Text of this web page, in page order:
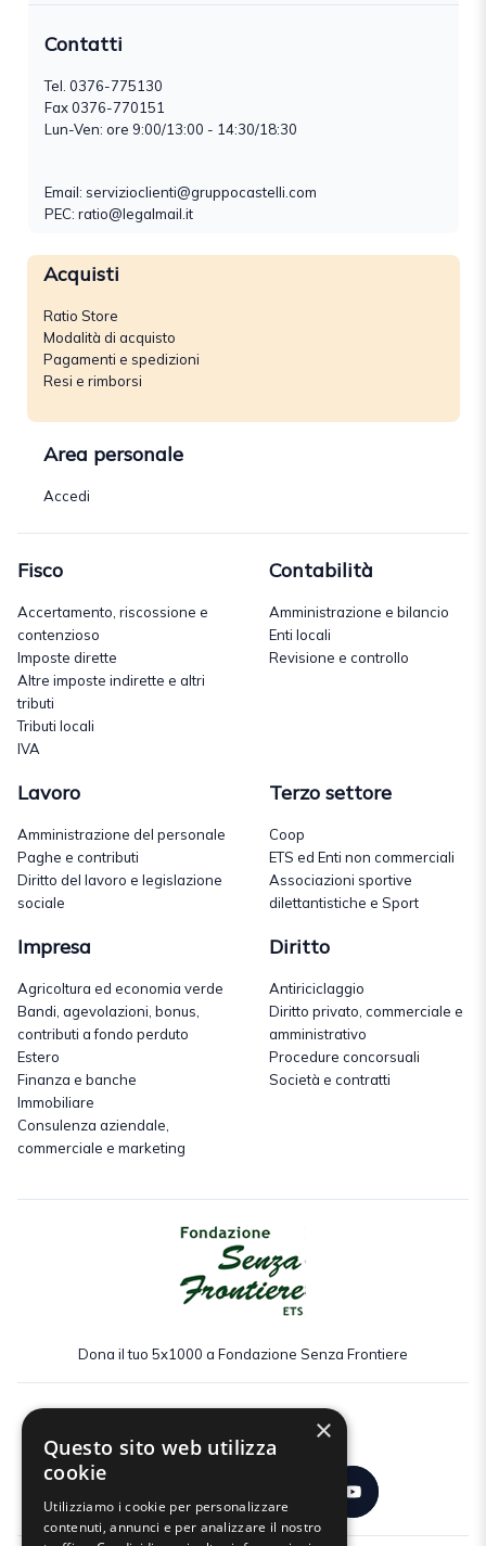
Contatti
Tel. 0376-775130
Fax 0376-770151
Lun-Ven: ore 9:00/13:00 - 14:30/18:30
Email: servizioclienti@gruppocastelli.com
PEC: ratio@legalmail.it
Acquisti
Ratio Store
Modalità di acquisto
Pagamenti e spedizioni
Resi e rimborsi
Area personale
Accedi
Fisco
Accertamento, riscossione e
contenzioso
Imposte dirette
Altre imposte indirette e altri
tributi
Tributi locali
IVA
Contabilità
Amministrazione e bilancio
Enti locali
Revisione e controllo
Lavoro
Amministrazione del personale
Paghe e contributi
Diritto del lavoro e legislazione
sociale
Terzo settore
Coop
ETS ed Enti non commerciali
Associazioni sportive
dilettantistiche e Sport
Impresa
Agricoltura ed economia verde
Bandi, agevolazioni, bonus,
contributi a fondo perduto
Estero
Finanza e banche
Immobiliare
Consulenza aziendale,
commerciale e marketing
Diritto
Antiriciclaggio
Diritto privato, commerciale e
amministrativo
Procedure concorsuali
Società e contratti
Dona il tuo 5x1000 a Fondazione Senza Frontiere
×
Questo sito web utilizza
cookie
Utilizziamo i cookie per personalizzare
contenuti, annunci e per analizzare il nostro